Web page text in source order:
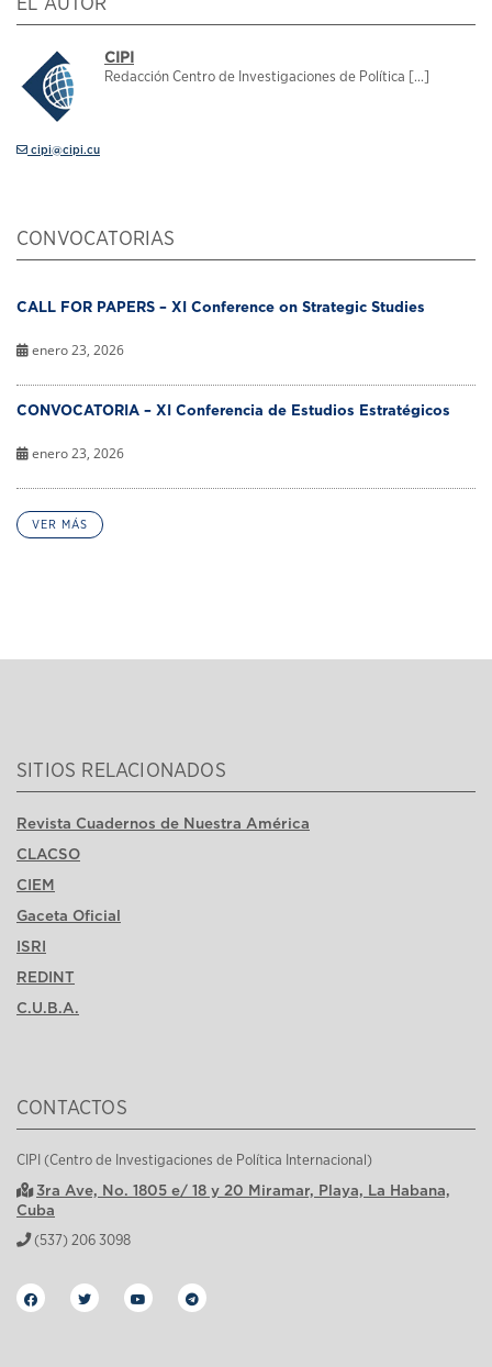
EL AUTOR
CIPI
Redacción Centro de Investigaciones de Política [...]
cipi@cipi.cu
CONVOCATORIAS
CALL FOR PAPERS – XI Conference on Strategic Studies
enero 23, 2026
CONVOCATORIA – XI Conferencia de Estudios Estratégicos
enero 23, 2026
VER MÁS
SITIOS RELACIONADOS
Revista Cuadernos de Nuestra América
CLACSO
CIEM
Gaceta Oficial
ISRI
REDINT
C.U.B.A.
CONTACTOS
CIPI (Centro de Investigaciones de Política Internacional)
3ra Ave, No. 1805 e/ 18 y 20 Miramar, Playa, La Habana,
Cuba
(537) 206 3098